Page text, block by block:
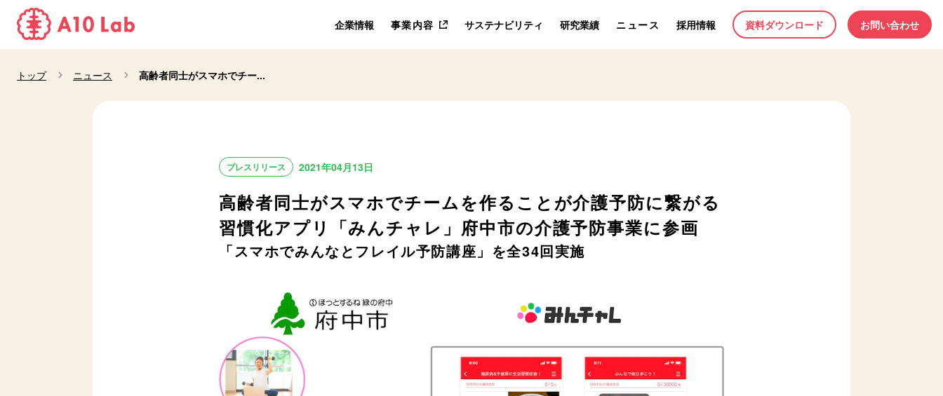
企業情報 事業内容 サステナビリティ 研究業績 ニュース 採用情報 資料ダウンロード お問い合わせ
トップ ニュース 高齢者同士がスマホでチー...
プレスリリース 2021年04月13日
高齢者同士がスマホでチームを作ることが介護予防に繋がる
習慣化アプリ「みんチャレ」府中市の介護予防事業に参画
「スマホでみんなとフレイル予防講座」を全34回実施